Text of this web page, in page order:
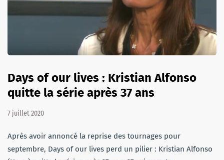
Days of our lives : Kristian Alfonso
quitte la série après 37 ans
7 juillet 2020
Après avoir annoncé la reprise des tournages pour
septembre, Days of our lives perd un pilier : Kristian Alfonso